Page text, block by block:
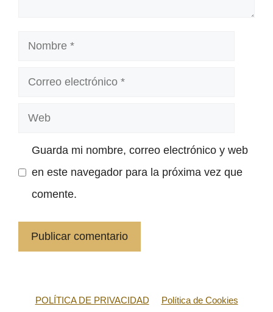
Nombre
Correo
Web
Guarda mi nombre, correo electrónico y web
en este navegador para la próxima vez que
comente.
POLÍTICA DE PRIVACIDAD Política de Cookies